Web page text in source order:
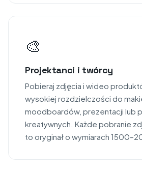
🎨
Projektanci i twórcy
Pobieraj zdjęcia i wideo
wysokiej rozdzielczości do
moodboardów, prezentacji lub
kreatywnych. Każde pobranie
to oryginał o wymiarach